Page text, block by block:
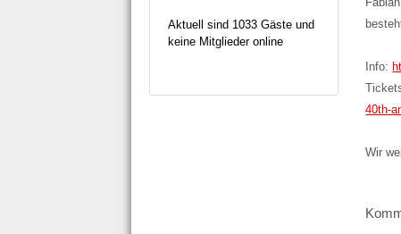
Aktuell sind 1033 Gäste und
keine Mitglieder online
Info:
40th-
Wir